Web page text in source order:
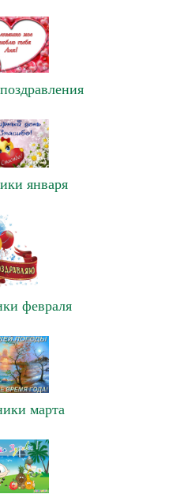
января
февраля
марта